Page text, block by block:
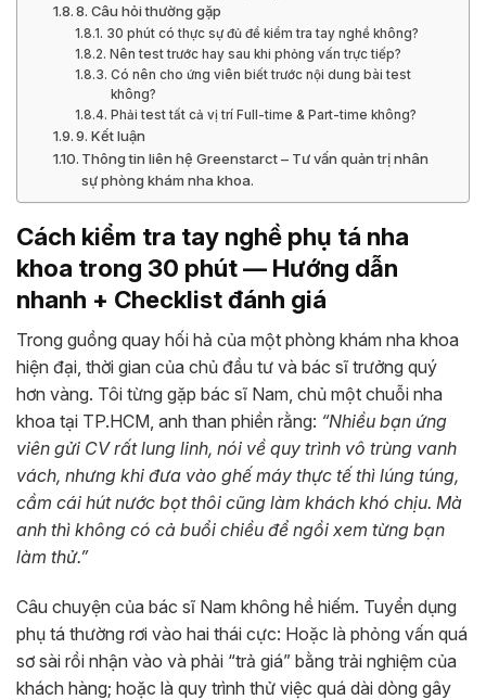
8. Câu hỏi thường gặp
30 phút có thực sự đủ để kiểm tra tay nghề không?
Nên test trước hay sau khi phỏng vấn trực tiếp?
Có nên cho ứng viên biết trước nội dung bài test
không?
Phải test tất cả vị trí Full-time & Part-time không?
9. Kết luận
Thông tin liên hệ Greenstarct – Tư vấn quản trị nhân
sự phòng khám nha khoa.
Cách kiểm tra tay nghề phụ tá nha
khoa trong 30 phút — Hướng dẫn
nhanh + Checklist đánh giá
Trong guồng quay hối hả của một phòng khám nha khoa
hiện đại, thời gian của chủ đầu tư và bác sĩ trưởng quý
hơn vàng. Tôi từng gặp bác sĩ Nam, chủ một chuỗi nha
khoa tại TP.HCM, anh than phiền rằng: “Nhiều bạn ứng
viên gửi CV rất lung linh, nói về quy trình vô trùng vanh
vách, nhưng khi đưa vào ghế máy thực tế thì lúng túng,
cầm cái hút nước bọt thôi cũng làm khách khó chịu. Mà
anh thì không có cả buổi chiều để ngồi xem từng bạn
làm thử.”
Câu chuyện của bác sĩ Nam không hề hiếm. Tuyển dụng
phụ tá thường rơi vào hai thái cực: Hoặc là phỏng vấn quá
sơ sài rồi nhận vào và phải “trả giá” bằng trải nghiệm của
khách hàng; hoặc là quy trình thử việc quá dài dòng gây